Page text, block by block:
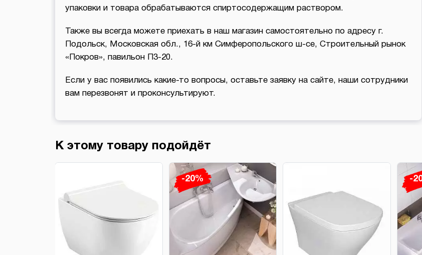
упаковки и товара обрабатываются спиртосодержащим раствором.
Также вы всегда можете приехать в наш магазин самостоятельно по адресу г.
Подольск, Московская обл., 16-й км Симферопольского ш-се, Строительный рынок
«Покров», павильон П3-20.
Если у вас появились какие-то вопросы, оставьте заявку на сайте, наши сотрудники
вам перезвонят и проконсультируют.
К этому товару подойдёт
-20% -